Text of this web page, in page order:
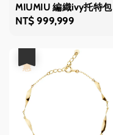
MIUMIU 編織ivy托特包
Regular
NT$ 999,999